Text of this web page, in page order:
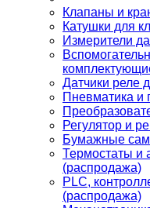
Клапаны и
Катушки для
Измерители
Датчики реле
Пневматика и
Регулятор и
Бумажные
Термостаты и
(распродажа)
PLС,
(распродажа)